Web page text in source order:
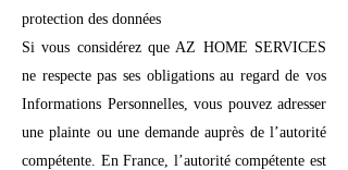
protection des données
Si vous considérez que AZ HOME SERVICES
ne respecte pas ses obligations au regard de vos
Informations Personnelles, vous pouvez adresser
une plainte ou une demande auprès de l’autorité
compétente. En France, l’autorité compétente est